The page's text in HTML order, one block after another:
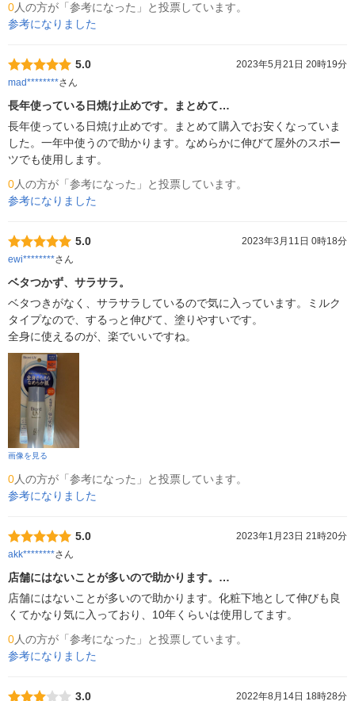
0人の方が「参考になった」と投票しています。
参考になりました
5.0
2023年5月21日 20時19分
mad********さん
長年使っている日焼け止めです。まとめて…
長年使っている日焼け止めです。まとめて購入でお安くなっていま
した。一年中使うので助かります。なめらかに伸びて屋外のスポー
ツでも使用します。
0人の方が「参考になった」と投票しています。
参考になりました
5.0
2023年3月11日 0時18分
ewi********さん
ベタつかず、サラサラ。
ベタつきがなく、サラサラしているので気に入っています。ミルク
タイプなので、するっと伸びて、塗りやすいです。
全身に使えるのが、楽でいいですね。
画像を見る
0人の方が「参考になった」と投票しています。
参考になりました
5.0
2023年1月23日 21時20分
akk********さん
店舗にはないことが多いので助かります。…
店舗にはないことが多いので助かります。化粧下地として伸びも良
くてかなり気に入っており、10年くらいは使用してます。
0人の方が「参考になった」と投票しています。
参考になりました
3.0 2022年8月14日 18時28分